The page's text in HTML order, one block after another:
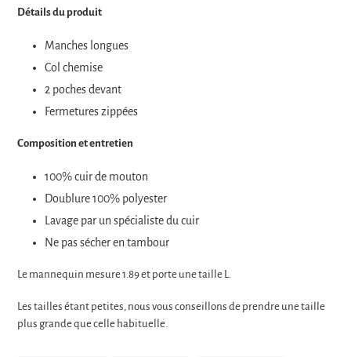
à
panier
Détails du produit
Manches longues
Col chemise
2 poches devant
Fermetures zippées
Composition et entretien
100% cuir de mouton
Doublure 100% polyester
Lavage par un spécialiste du cuir
Ne pas sécher en tambour
Le mannequin mesure 1.89 et porte une taille L.
Les tailles étant petites, nous vous conseillons de prendre une taille
plus grande que celle habituelle.